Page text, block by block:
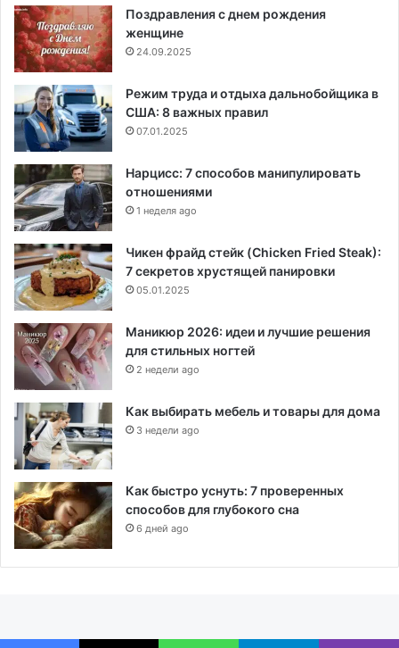
Поздравления с днем рождения
женщине
24.09.2025
Режим труда и отдыха дальнобойщика в
США: 8 важных правил
07.01.2025
Нарцисс: 7 способов манипулировать
отношениями
1 неделя ago
Чикен фрайд стейк (Chicken Fried Steak):
7 секретов хрустящей панировки
05.01.2025
Маникюр 2026: идеи и лучшие решения
для стильных ногтей
2 недели ago
Как выбирать мебель и товары для дома
3 недели ago
Как быстро уснуть: 7 проверенных
способов для глубокого сна
6 дней ago